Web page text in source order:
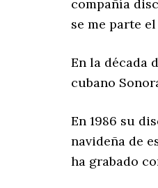
compañía
se me parte
En la década
cubano
En 1986 su
navideña de
ha grabado